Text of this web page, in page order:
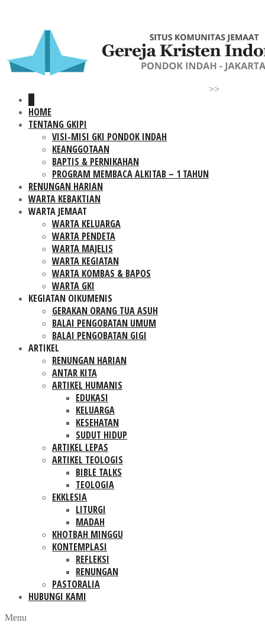
HOME
TENTANG GKIPI
VISI-MISI GKI PONDOK INDAH
KEANGGOTAAN
BAPTIS & PERNIKAHAN
PROGRAM MEMBACA ALKITAB – 1 TAHUN
RENUNGAN HARIAN
WARTA KEBAKTIAN
WARTA JEMAAT
WARTA KELUARGA
WARTA PENDETA
WARTA MAJELIS
WARTA KEGIATAN
WARTA KOMBAS & BAPOS
WARTA GKI
KEGIATAN OIKUMENIS
GERAKAN ORANG TUA ASUH
BALAI PENGOBATAN UMUM
BALAI PENGOBATAN GIGI
ARTIKEL
RENUNGAN HARIAN
ANTAR KITA
ARTIKEL HUMANIS
EDUKASI
KELUARGA
KESEHATAN
SUDUT HIDUP
ARTIKEL LEPAS
ARTIKEL TEOLOGIS
BIBLE TALKS
TEOLOGIA
EKKLESIA
LITURGI
MADAH
KHOTBAH MINGGU
KONTEMPLASI
REFLEKSI
RENUNGAN
PASTORALIA
HUBUNGI KAMI
Menu
>>